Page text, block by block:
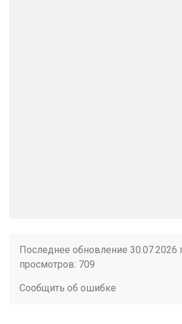
Последнее обновление 30.07.2026
просмотров: 709
Сообщить об ошибке